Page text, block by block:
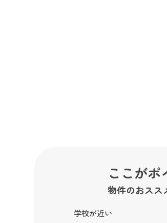
ここがポ
物件のおスス
学校が近い